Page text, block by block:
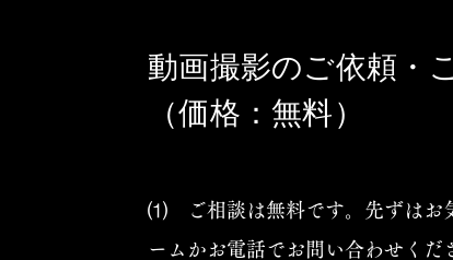
動画撮影のご依頼・
（価格：無料）
⑴ ご相談は無料です。先ずはお
ームかお電話でお問い合わせくだ